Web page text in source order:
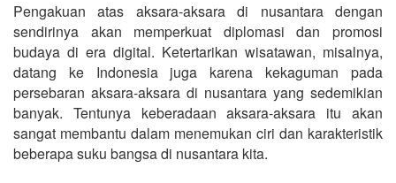
Pengakuan atas aksara-aksara di nusantara dengan
sendirinya akan memperkuat diplomasi dan promosi
budaya di era digital. Ketertarikan wisatawan, misalnya,
datang ke Indonesia juga karena kekaguman pada
persebaran aksara-aksara di nusantara yang sedemikian
banyak. Tentunya keberadaan aksara-aksara itu akan
sangat membantu dalam menemukan ciri dan karakteristik
beberapa suku bangsa di nusantara kita.